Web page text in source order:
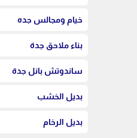
خيام ومجالس جده
بناء ملاحق جدة
ساندوتش بانل جدة
بديل الخشب
بديل الرخام